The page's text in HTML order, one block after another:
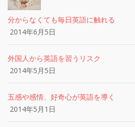
分からなくても毎日英語に触れる
2014年6月5日
外国人から英語を習うリスク
2014年5月5日
五感や感情、好奇心が英語を導く
2014年5月1日